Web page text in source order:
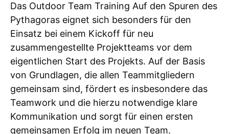
Das Outdoor Team Training Auf den Spuren des
Pythagoras eignet sich besonders für den
Einsatz bei einem Kickoff für neu
zusammengestellte Projektteams vor dem
eigentlichen Start des Projekts. Auf der Basis
von Grundlagen, die allen Teammitgliedern
gemeinsam sind, fördert es insbesondere das
Teamwork und die hierzu notwendige klare
Kommunikation und sorgt für einen ersten
gemeinsamen Erfolg im neuen Team.